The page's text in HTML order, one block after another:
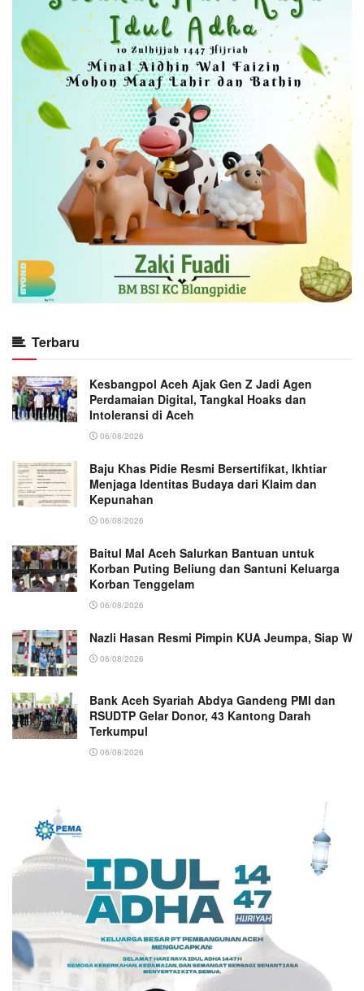
Terbaru
Kesbangpol Aceh Ajak Gen Z Jadi Agen
Perdamaian Digital, Tangkal Hoaks dan
Intoleransi di Aceh
06/08/2026
Baju Khas Pidie Resmi Bersertifikat, Ikhtiar
Menjaga Identitas Budaya dari Klaim dan
Kepunahan
06/08/2026
Baitul Mal Aceh Salurkan Bantuan untuk
Korban Puting Beliung dan Santuni Keluarga
Korban Tenggelam
06/08/2026
Nazli Hasan Resmi Pimpin KUA Jeumpa, Siap
06/08/2026
Bank Aceh Syariah Abdya Gandeng PMI dan
RSUDTP Gelar Donor, 43 Kantong Darah
Terkumpul
06/08/2026